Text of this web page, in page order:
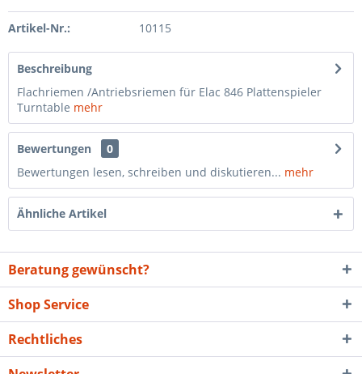
Artikel-Nr.: 10115
Beschreibung
Flachriemen /Antriebsriemen für Elac 846 Plattenspieler
Turntable mehr
Bewertungen
0
Bewertungen lesen, schreiben und diskutieren... mehr
Ähnliche Artikel
Beratung gewünscht?
Shop Service
Rechtliches